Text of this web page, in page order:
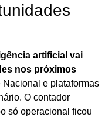
artificial vai
nos próximos
e plataformas
O contador
só operacional ficou